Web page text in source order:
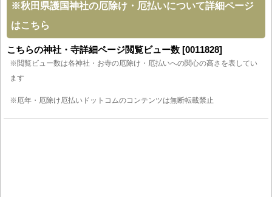
※秋田県護国神社の厄除け・厄払いについて詳細ページ
はこちら
こちらの神社・寺詳細ページ閲覧ビュー数 [0011828]
※閲覧ビュー数は各神社・お寺の厄除け・厄払いへの関心の高さを表してい
ます
※厄年・厄除け厄払いドットコムのコンテンツは無断転載禁止